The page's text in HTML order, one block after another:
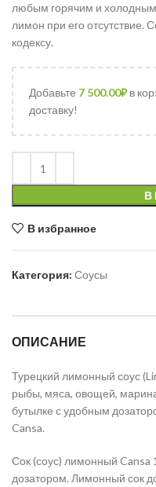
любым горячим и
лимон при его отсутствие.
кодексу.
Добавьте 7 500.00₽в
доставку!
В
В избранное
Категория: Соусы
ОПИСАНИЕ
Турецкий лимонный соус
рыбы, мяса, овощей,
бутылке с удобным
Cansa.
Сок (соус) лимонный
дозатором. Лимонный сок